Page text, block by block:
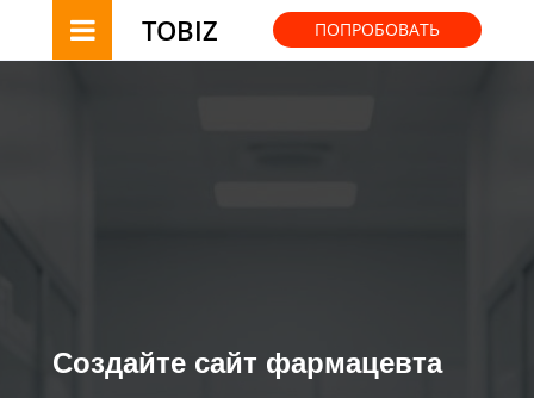
TOBIZ ПОПРОБОВАТЬ
Создайте сайт фармацевта